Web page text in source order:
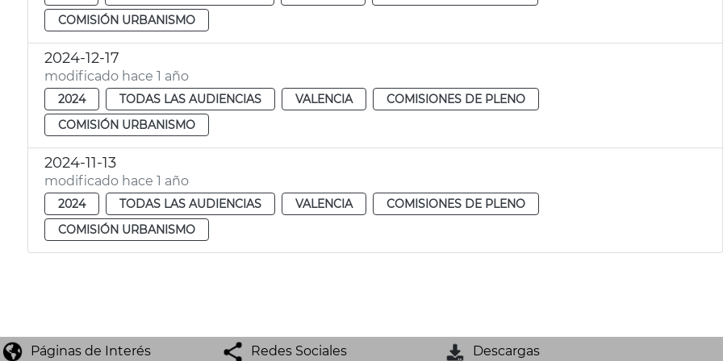
COMISIÓN URBANISMO
2024-12-17
modificado hace 1 año
2024 TODAS LAS AUDIENCIAS VALENCIA
COMISIONES DE PLENO
COMISIÓN URBANISMO
2024-11-13
modificado hace 1 año
2024 TODAS LAS AUDIENCIAS VALENCIA
COMISIONES DE PLENO
COMISIÓN URBANISMO
Páginas de Interés Redes Sociales Descargas